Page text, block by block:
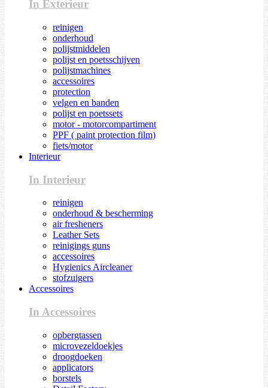
In Exterieur
reinigen
onderhoud
polijstmiddelen
polijst en poetsschijven
polijstmachines
accessoires
protection
velgen en banden
polijst en poetssets
motor - motorcompartiment
PPF ( paint protection film)
fiets/motor
Interieur
In Interieur
reinigen
onderhoud & bescherming
air fresheners
Leather Sets
reinigings guns
accessoires
Hygienics Aircleaner
stofzuigers
Accessoires
In Accessoires
opbergtassen
microvezeldoekjes
droogdoeken
applicators
borstels